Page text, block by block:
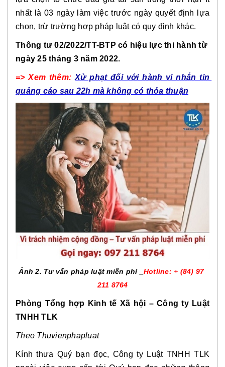
nhất là 03 ngày làm việc trước ngày quyết định lựa
chọn, trừ trường hợp pháp luật có quy định khác.
Thông tư 02/2022/TT-BTP có hiệu lực thi hành từ
ngày 25 tháng 3 năm 2022.
=> Xem thêm: Xử phạt đối với hành vi nhắn tin
quảng cáo sau 22h mà không có thỏa thuận
Ảnh 2. Tư vấn pháp luật miễn phí _ Hotline: + (84) 97
211 8764
Phòng Tổng hợp Kinh tế Xã hội – Công ty Luật
TNHH TLK
Theo Thuvienphapluat
Kính thưa Quý bạn đọc, Công ty Luật TNHH TLK